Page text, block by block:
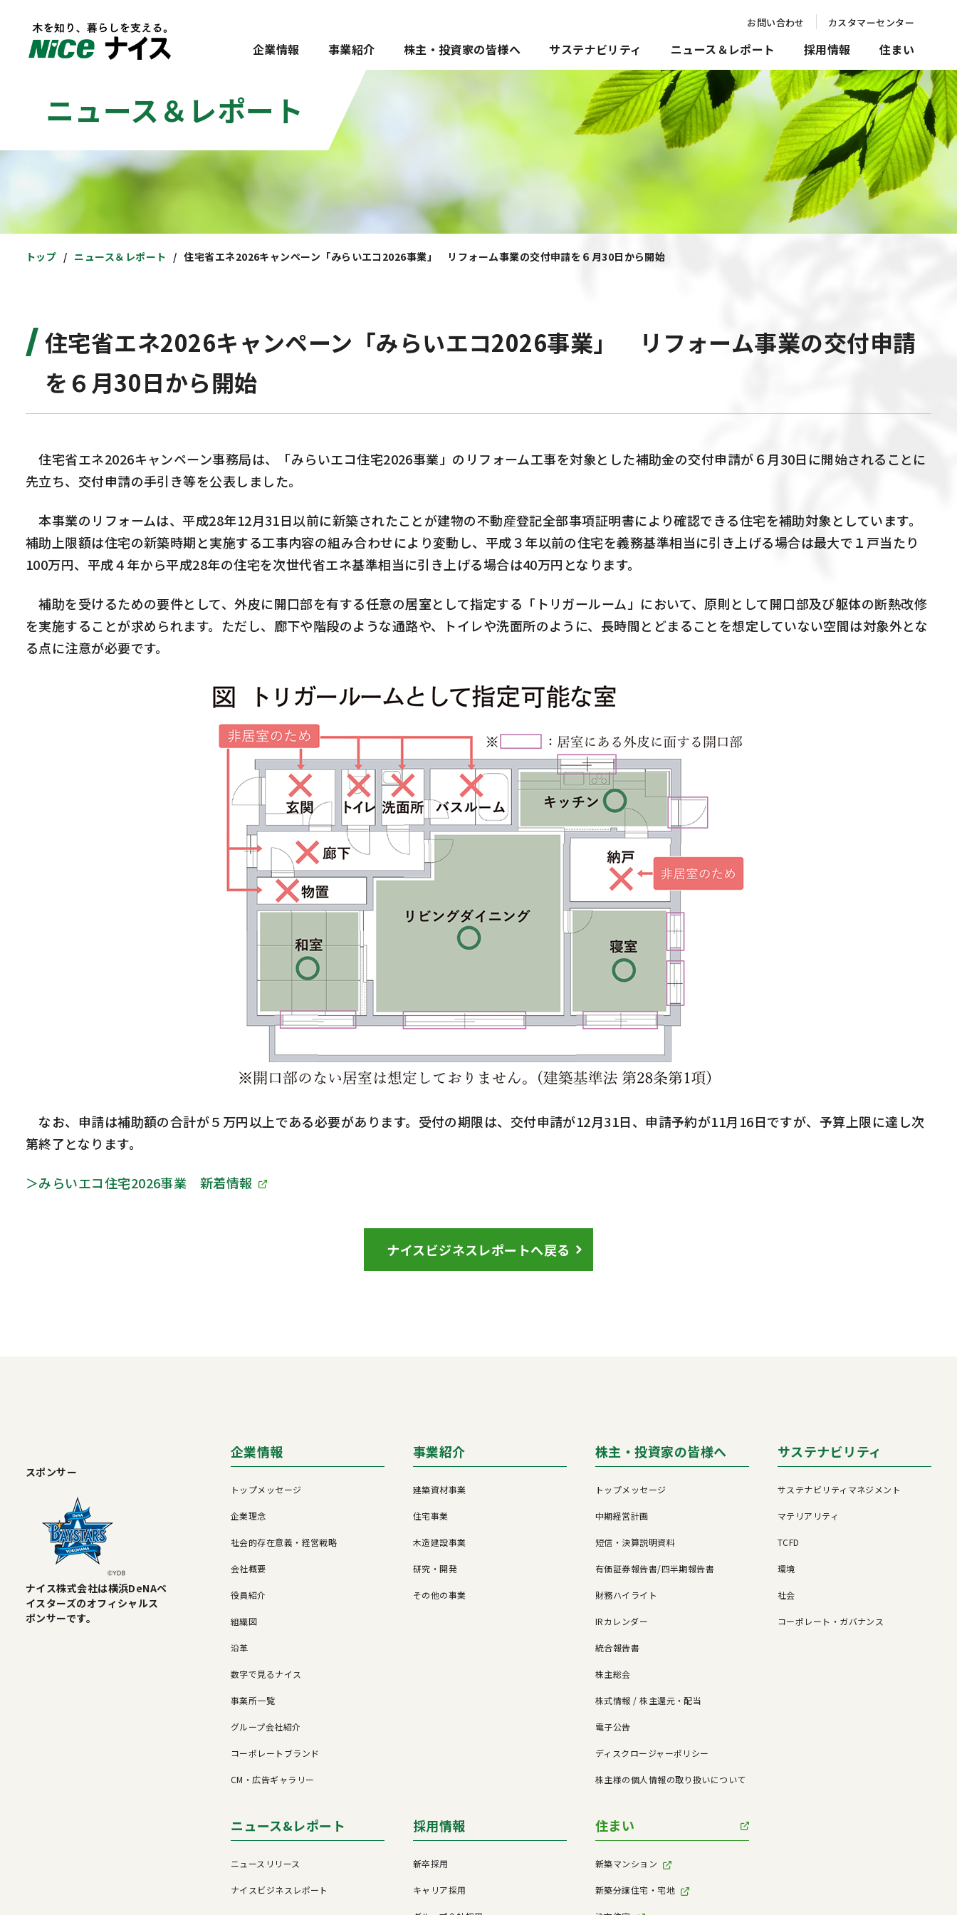
お問い合わせ カスタマーセンター
企業情報 事業紹介 株主・投資家の皆様へ サステナビリティ ニュース＆レポート 採用情報 住まい
ニュース＆レポート
トップ ニュース＆レポート 住宅省エネ2026キャンペーン「みらいエコ2026事業」 リフォーム事業の交付申請を６月30日から開始
住宅省エネ2026キャンペーン「みらいエコ2026事業」 リフォーム事業の交付申請
を６月30日から開始
住宅省エネ2026キャンペーン事務局は、「みらいエコ住宅2026事業」のリフォーム工事を対象とした補助金の交付申請が６月30日に開始されることに
先立ち、交付申請の手引き等を公表しました。
本事業のリフォームは、平成28年12月31日以前に新築されたことが建物の不動産登記全部事項証明書により確認できる住宅を補助対象としています。
補助上限額は住宅の新築時期と実施する工事内容の組み合わせにより変動し、平成３年以前の住宅を義務基準相当に引き上げる場合は最大で１戸当たり
100万円、平成４年から平成28年の住宅を次世代省エネ基準相当に引き上げる場合は40万円となります。
補助を受けるための要件として、外皮に開口部を有する任意の居室として指定する「トリガールーム」において、原則として開口部及び躯体の断熱改修
を実施することが求められます。ただし、廊下や階段のような通路や、トイレや洗面所のように、長時間とどまることを想定していない空間は対象外とな
る点に注意が必要です。
なお、申請は補助額の合計が５万円以上である必要があります。受付の期限は、交付申請が12月31日、申請予約が11月 16日ですが、予算上限に達し次
第終了となります。
＞みらいエコ住宅2026事業 新着情報
ナイスビジネスレポートへ戻る
スポンサー
ナイス株式会社は横浜DeNAベ
イスターズのオフィシャルス
ポンサーです。
企業情報
トップメッセージ
企業理念
社会的存在意義・経営戦略
会社概要
役員紹介
組織図
沿革
数字で見るナイス
事業所一覧
グループ会社紹介
コーポレートブランド
CM・広告ギャラリー
事業紹介
建築資材事業
住宅事業
木造建設事業
研究・開発
その他の事業
株主・投資家の皆様へ
トップメッセージ
中期経営計画
短信・決算説明資料
有価証券報告書/四半期報告書
財務ハイライト
IRカレンダー
統合報告書
株主総会
株式情報 / 株主還元・配当
電子公告
ディスクロージャーポリシー
株主様の個人情報の取り扱いについて
サステナビリティ
サステナビリティマネジメント
マテリアリティ
TCFD
環境
社会
コーポレート・ガバナンス
ニュース&レポート
ニュースリリース
ナイスビジネスレポート
採用情報
新卒採用
キャリア採用
住まい
新築マンション
新築分譲住宅・宅地